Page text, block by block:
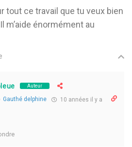
tout ce travail que tu veux bien
m’aide énormément au
Auteur
Gauthé delphine 10 années il y a